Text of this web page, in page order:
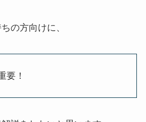
の方向けに、
要！